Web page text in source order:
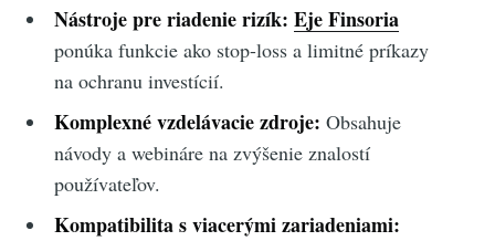
Nástroje pre riadenie rizík: Eje Finsoria
ponúka funkcie ako stop-loss a limitné príkazy
na ochranu investícií.
Komplexné vzdelávacie zdroje: Obsahuje
návody a webináre na zvýšenie znalostí
používateľov.
Kompatibilita s viacerými zariadeniami: